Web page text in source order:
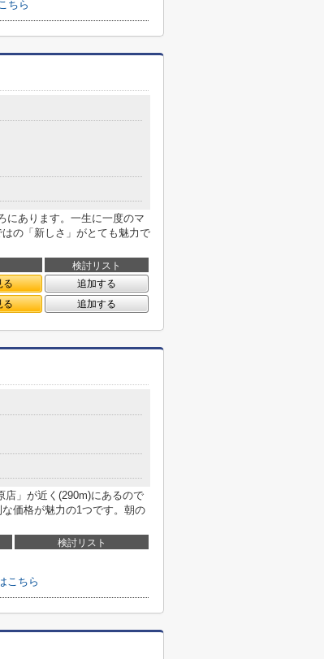
ちら
にあります。一生に一度のマ
の「新しさ」がとても魅力で
検討リスト
る
追加する
る 追加する
店」が近く(290m)にあるので
価格が魅力の1つです。朝の
検討リスト
こちら